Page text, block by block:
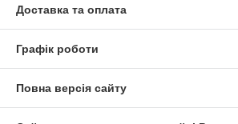
Доставка та оплата
Графік роботи
Повна версія сайту